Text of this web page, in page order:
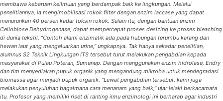
membawa kebaruan keilmuan yang berdampak baik ke lingkungan. Melalui
penelitiannya, ia mengimobilisasi rokok filter dengan enzim laccase yang dapat
menurunkan 40 persen kadar toksin rokok. Selain itu, dengan bantuan enzim
Cellobiose Dehydrogenase, dapat mempercepat proses desizing ke proses bleaching
di dunia tekstil. “Contoh alami enzimatik ada pada hubungan terumbu karang dan
hewan laut yang mengeluarkan urine,” ungkapnya. Tak hanya sekadar penelitian,
alumnus S2 Teknik Lingkungan ITS tersebut turut melakukan pengabdian kepada
masyarakat di Pulau Poteran, Sumenep. Dengan menggunakan enzim hidrolase, Endry
dan tim menyediakan pupuk organik yang mengandung mikroba untuk mendegradasi
biomassa agar menjadi pupuk organik. “Lewat pengabdian tersebut, kami juga
melakukan penyuluhan bagaimana cara menanam yang baik,” ujar lelaki berkacamata
itu. Profesor yang memiliki riset di ranting ilmu enzimologi ini berharap agar industri